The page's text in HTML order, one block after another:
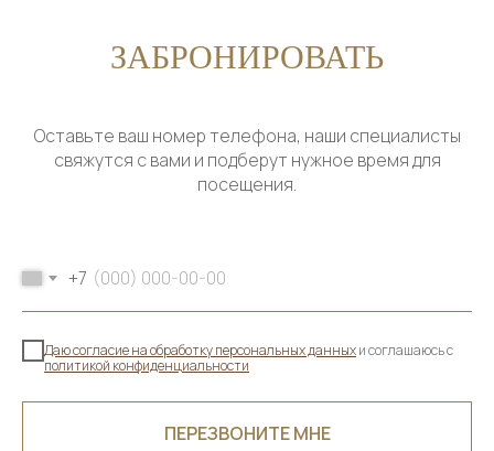
ЗАБРОНИРОВАТЬ
Оставьте ваш номер телефона, наши специалисты
свяжутся с вами и подберут нужное время для
посещения.
+7
Даю согласие на обработку персональных данныхи соглашаюсь c
политикой конфиденциальности
ПЕРЕЗВОНИТЕ МНЕ